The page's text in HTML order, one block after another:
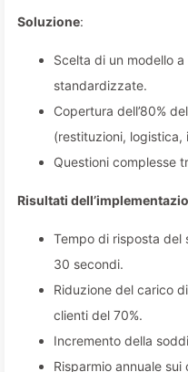
Soluzione:
Scelta di un modello
standardizzate.
Copertura dell’80%
(restituzioni, logistica,
Questioni complesse
Risultati
Tempo di risposta del
30 secondi.
Riduzione del carico
clienti del 70%.
Incremento della
Risparmio annuale